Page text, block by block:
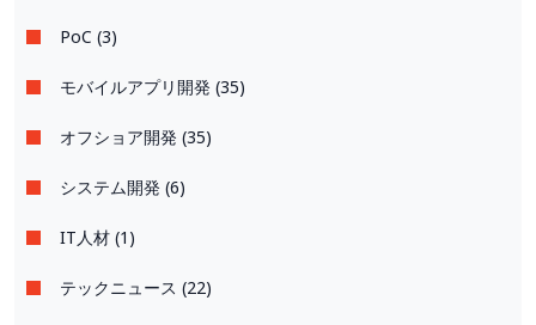
PoC (3)
モバイルアプリ開発 (35)
オフショア開発 (35)
システム開発 (6)
IT人材 (1)
テックニュース (22)